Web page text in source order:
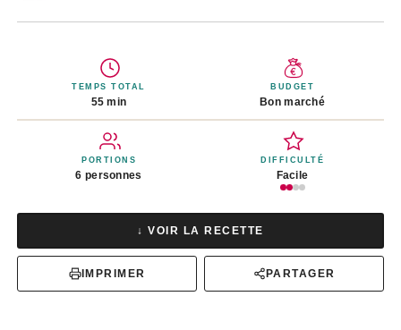
TEMPS TOTAL
55 min
BUDGET
Bon marché
PORTIONS
6 personnes
DIFFICULTÉ
Facile
↓ VOIR LA RECETTE
IMPRIMER PARTAGER